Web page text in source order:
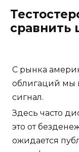
сравнить
С рынка
облигаций мы
сигнал.
Здесь часто
это от
ожидается